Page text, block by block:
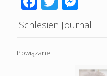
Schlesien Journal
Powiązane